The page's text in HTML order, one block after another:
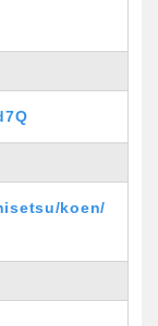
koen/